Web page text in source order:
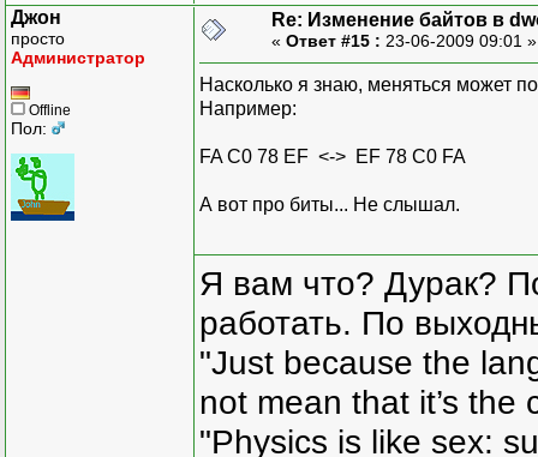
Джон
просто
Администратор
Offline
Пол:
Re: Изменение байтов в
« Ответ #15 : 23-06-2009 09:01
Насколько я знаю, меняться может
Например:
FA C0 78 EF <-> EF 78 C0 FA
А вот про биты... Не слышал.
Я вам что? Дурак?
работать. По
"Just because the
not mean that it’s the
"Physics is like sex: